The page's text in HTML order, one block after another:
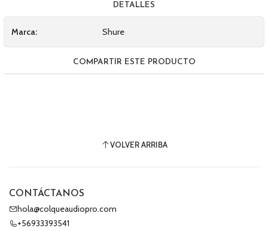
DETALLES
Marca: Shure
COMPARTIR ESTE PRODUCTO
VOLVER ARRIBA
CONTÁCTANOS
hola@colqueaudiopro.com
+56933393541